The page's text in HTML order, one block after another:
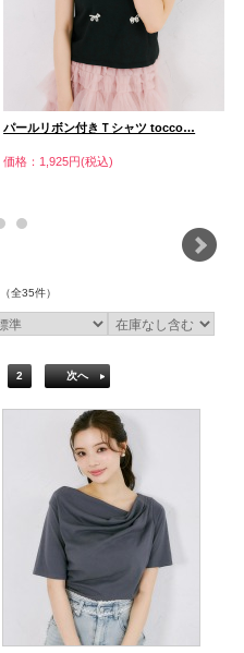
パールリボン付きＴシャツ tocco…
価格：1,925円(税込)
（全35件）
2 次へ